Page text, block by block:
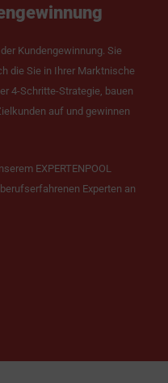
Kundengewinnung. Sie
die Sie in Ihrer Marktnische
4-Schritte-Strategie, bauen
auf und gewinnen
EXPERTENPOOL
Experten an